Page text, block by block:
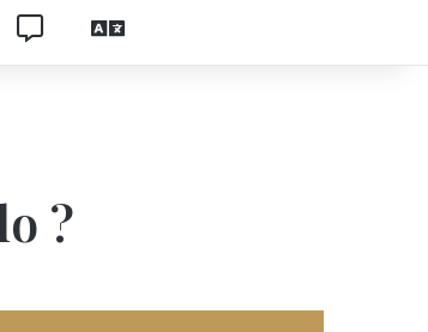
CONTACTEZ NOUS
LANGUAGES
?